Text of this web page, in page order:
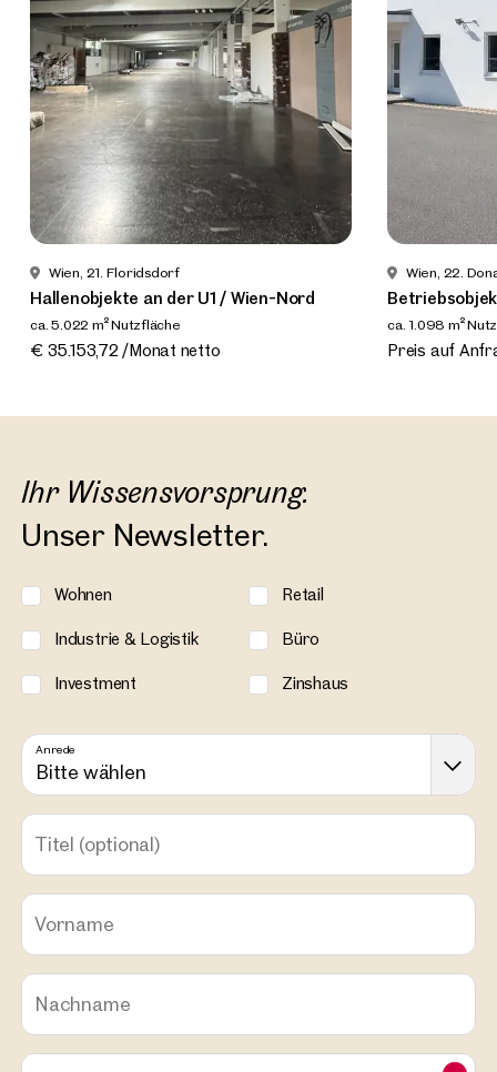
Wien, 21. Floridsdorf
Hallenobjekte an der U1 / Wien-Nord
ca. 5.022 m² Nutzfläche
Verfügbar nach Vereinbarung
€ 35.153,72 /Monat netto
Wien, 22.
ca. 1.098 m²
Verfügbar
Preis auf
Ihr Wissensvorsprung.
Unser Newsletter.
Wohnen Retail
Industrie & Logistik Büro
Investment Zinshaus
Anrede
Bitte wählen
Titel (optional)
Vorname
Nachname